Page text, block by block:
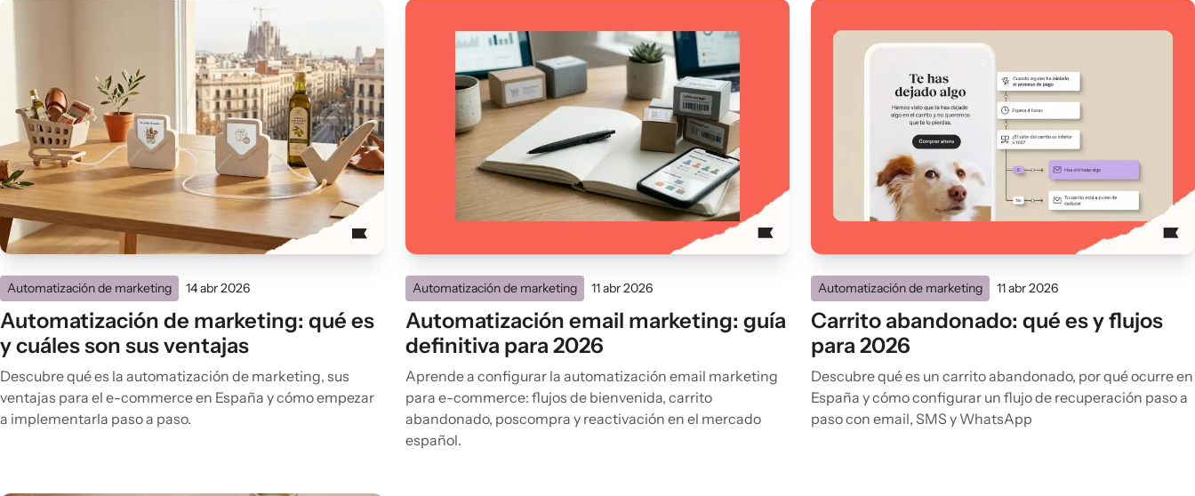
Automatización de marketing 14 abr 2026
Automatización de marketing: qué es
y cuáles son sus ventajas
Descubre qué es la automatización de marketing, sus
ventajas para el e-commerce en España y cómo empezar
a implementarla paso a paso.
Automatización de marketing 11 abr 2026
Automatización email marketing: guía
definitiva para 2026
Aprende a configurar la automatización email marketing
para e-commerce: flujos de bienvenida, carrito
abandonado, poscompra y reactivación en el mercado
español.
Automatización de marketing 11 abr 2026
Carrito abandonado: qué es y flujos
para 2026
Descubre qué es un carrito abandonado, por qué ocurre en
España y cómo configurar un flujo de recuperación paso a
paso con email, SMS y WhatsApp